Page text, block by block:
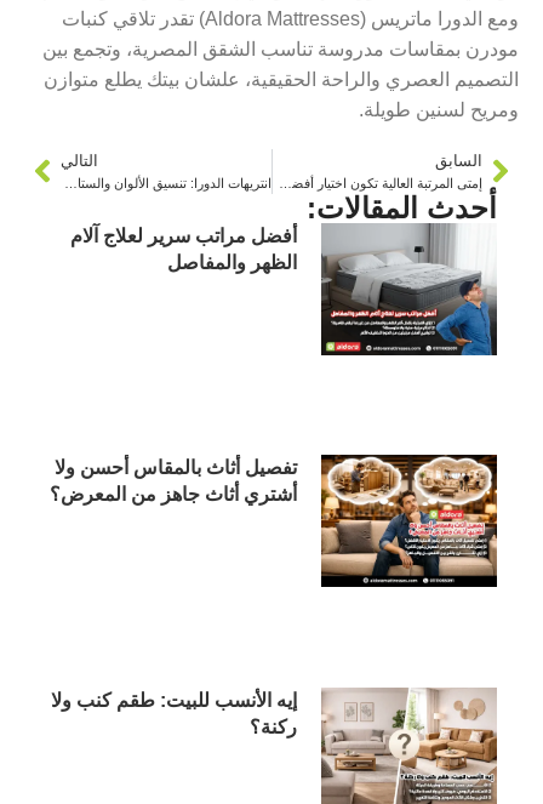
ومع الدورا ماتريس (Aldora Mattresses) تقدر تلاقي كنبات
مودرن بمقاسات مدروسة تناسب الشقق المصرية، وتجمع بين
التصميم العصري والراحة الحقيقية، علشان بيتك يطلع متوازن
ومريح لسنين طويلة.
السابق التالي
أحدث المقالات:
أفضل مراتب سرير لعلاج آلام
الظهر والمفاصل
تفصيل أثاث بالمقاس أحسن ولا
أشتري أثاث جاهز من المعرض؟
إيه الأنسب للبيت: طقم كنب ولا
ركنة؟